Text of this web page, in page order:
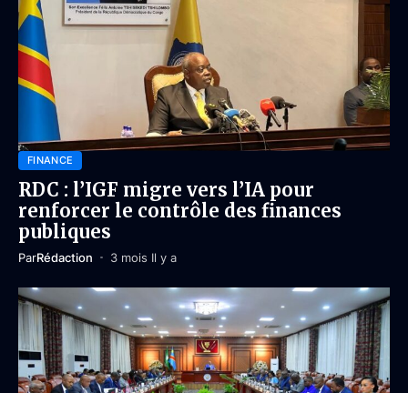
FINANCE
RDC : l’IGF migre vers l’IA pour
renforcer le contrôle des finances
publiques
ParRédaction 3 mois Il y a